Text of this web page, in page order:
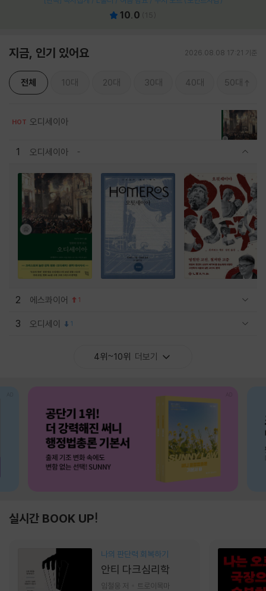
10.0
지금, 인기 있어요 2026.08.08 17:21 기준
전체 10대 20대 30대 40대 50대
HOT 오디세이아
1 오디세이아
2 에스콰이어 1
3 오디세이 1
4위~10위 더보기
실시간 BOOK UP!
나의 판단력 회복하기
안티 다크심리학
임철웅 저 트로이목마